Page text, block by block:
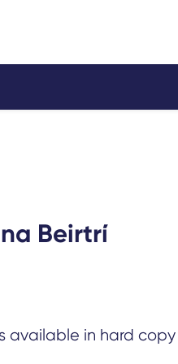
Beirtrí
available in hard